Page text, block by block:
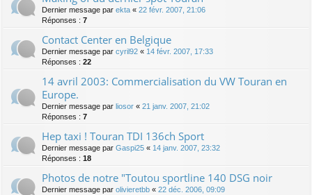
Dernier message par ekta « 22 févr. 2007, 21:06
Réponses : 7
Contact Center en Belgique
Dernier message par cyril92 « 14 févr. 2007, 17:33
Réponses : 22
14 avril 2003: Commercialisation du VW Touran en
Europe.
Dernier message par liosor « 21 janv. 2007, 21:02
Réponses : 7
Hep taxi ! Touran TDI 136ch Sport
Dernier message par Gaspi25 « 14 janv. 2007, 23:32
Réponses : 18
Photos de notre "Toutou sportline 140 DSG noir
Dernier message par olivieretbb « 22 déc. 2006, 09:09